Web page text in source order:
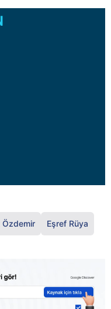
Özdemir Eşref Rüya